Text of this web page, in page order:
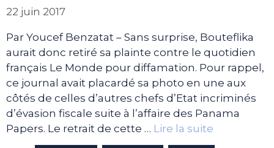
22 juin 2017
Par Youcef Benzatat – Sans surprise, Bouteflika
aurait donc retiré sa plainte contre le quotidien
français Le Monde pour diffamation. Pour rappel,
ce journal avait placardé sa photo en une aux
côtés de celles d’autres chefs d’Etat incriminés
d’évasion fiscale suite à l’affaire des Panama
Papers. Le retrait de cette … Lire la suite